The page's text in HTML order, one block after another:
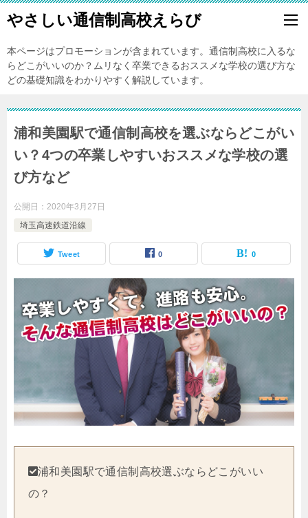
やさしい通信制高校えらび
本ページはプロモーションが含まれています。通信制高校に入るな
らどこがいいのか？ムリなく卒業できるおススメな学校の選び方な
どの基礎知識をわかりやすく解説しています。
浦和美園駅で通信制高校を選ぶならどこがい
い？4つの卒業しやすいおススメな学校の選
び方など
公開日： 2020年3月27日
埼玉高速鉄道沿線
Tweet 0 0
浦和美園駅で通信制高校選ぶならどこがいい
の？